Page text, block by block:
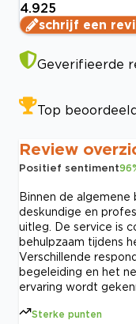
4.925
schrijf een
Geverifieerde
Top
Review
Positief sentiment96
Binnen de
deskundige en
uitleg. De service is
behulpzaam tijdens
Verschillende
begeleiding en het
ervaring wordt
Sterke punten